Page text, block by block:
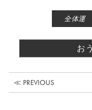
全体運
お
≪ PREVIOUS